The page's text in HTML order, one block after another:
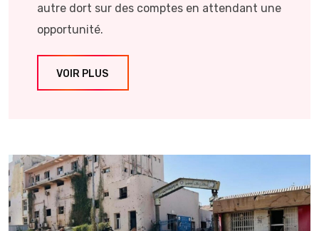
autre dort sur des comptes en attendant une
opportunité.
VOIR PLUS